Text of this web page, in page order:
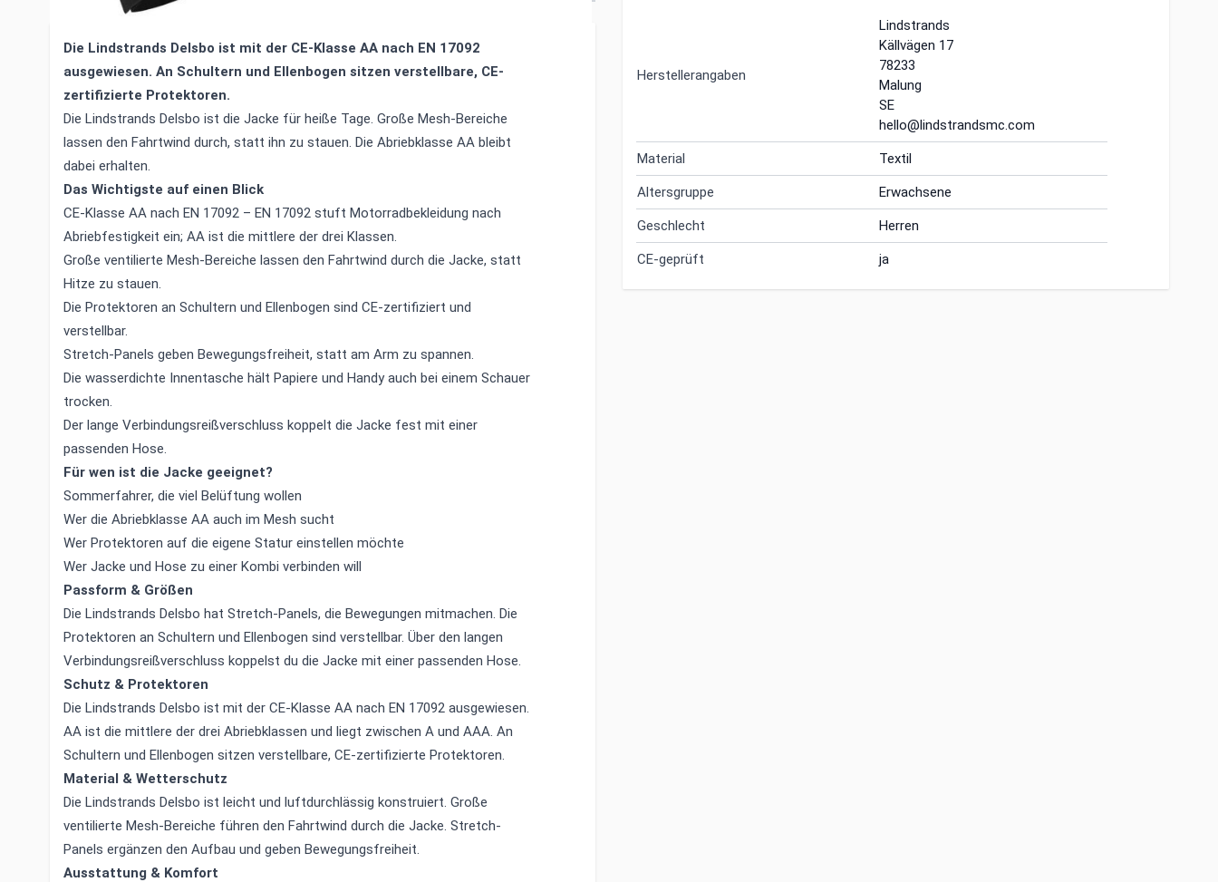
Die Lindstrands Delsbo ist mit der CE-Klasse AA nach EN 17092
ausgewiesen. An Schultern und Ellenbogen sitzen verstellbare, CE-
zertifizierte Protektoren.
Die Lindstrands Delsbo ist die Jacke für heiße Tage. Große Mesh-Bereiche
lassen den Fahrtwind durch, statt ihn zu stauen. Die Abriebklasse AA bleibt
dabei erhalten.
Das Wichtigste auf einen Blick
CE-Klasse AA nach EN 17092 – EN 17092 stuft Motorradbekleidung nach
Abriebfestigkeit ein; AA ist die mittlere der drei Klassen.
Große ventilierte Mesh-Bereiche lassen den Fahrtwind durch die Jacke, statt
Hitze zu stauen.
Die Protektoren an Schultern und Ellenbogen sind CE-zertifiziert und
verstellbar.
Stretch-Panels geben Bewegungsfreiheit, statt am Arm zu spannen.
Die wasserdichte Innentasche hält Papiere und Handy auch bei einem Schauer
trocken.
Der lange Verbindungsreißverschluss koppelt die Jacke fest mit einer
passenden Hose.
Für wen ist die Jacke geeignet?
Sommerfahrer, die viel Belüftung wollen
Wer die Abriebklasse AA auch im Mesh sucht
Wer Protektoren auf die eigene Statur einstellen möchte
Wer Jacke und Hose zu einer Kombi verbinden will
Passform & Größen
Die Lindstrands Delsbo hat Stretch-Panels, die Bewegungen mitmachen. Die
Protektoren an Schultern und Ellenbogen sind verstellbar. Über den langen
Verbindungsreißverschluss koppelst du die Jacke mit einer passenden Hose.
Schutz & Protektoren
Die Lindstrands Delsbo ist mit der CE-Klasse AA nach EN 17092 ausgewiesen.
AA ist die mittlere der drei Abriebklassen und liegt zwischen A und AAA. An
Schultern und Ellenbogen sitzen verstellbare, CE-zertifizierte Protektoren.
Material & Wetterschutz
Die Lindstrands Delsbo ist leicht und luftdurchlässig konstruiert. Große
ventilierte Mesh-Bereiche führen den Fahrtwind durch die Jacke. Stretch-
Panels ergänzen den Aufbau und geben Bewegungsfreiheit.
Ausstattung & Komfort
Herstellerangaben
Lindstrands
Källvägen 17
78233
Malung
SE
hello@lindstrandsmc.com
Material Textil
Altersgruppe Erwachsene
Geschlecht Herren
CE-geprüft ja